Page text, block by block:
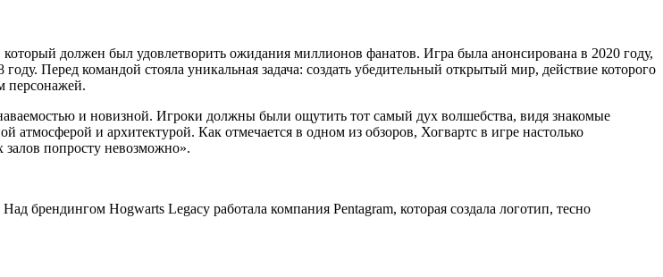
должен был удовлетворить ожидания миллионов фанатов. Игра была анонсирована в 2020 году,
Перед командой стояла уникальная задача: создать убедительный открытый мир, действие которого
персонажей.
и новизной. Игроки должны были ощутить тот самый дух волшебства, видя знакомые
и архитектурой. Как отмечается в одном из обзоров, Хогвартс в игре настолько
залов попросту невозможно».
брендингом Hogwarts Legacy работала компания Pentagram, которая создала логотип, тесно